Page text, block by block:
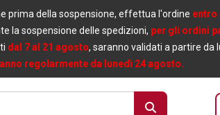
prima della sospensione, effettua l'ordine entro
la sospensione delle spedizioni, per gli ordini
dal 7 al 21 agosto, saranno validati a partire da
regolarmente da lunedì 24 agosto.